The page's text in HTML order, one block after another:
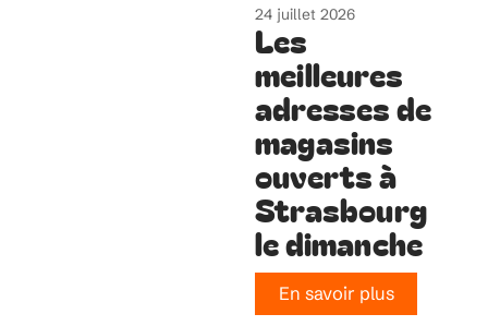
24 juillet 2026
Les
meilleures
adresses de
magasins
ouverts à
Strasbourg
le dimanche
En savoir plus